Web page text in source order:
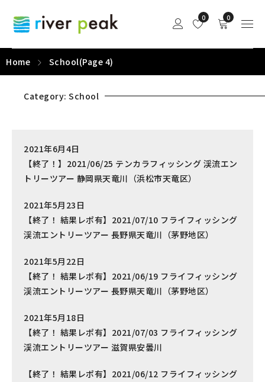
0
0
Home School(Page 4)
Category: School
2021年6月4日
【終了！】2021/06/25 テンカラフィッシング 渓流エン
トリーツアー 静岡県天竜川（浜松市天竜区）
2021年5月23日
【終了！ 結果レポ有】2021/07/10 フライフィッシング
渓流エントリーツアー 長野県天竜川（茅野地区）
2021年5月22日
【終了！ 結果レポ有】2021/06/19 フライフィッシング
渓流エントリーツアー 長野県天竜川（茅野地区）
2021年5月18日
【終了！ 結果レポ有】2021/07/03 フライフィッシング
渓流エントリーツアー 滋賀県安曇川
【終了！ 結果レポ有】2021/06/12 フライフィッシング